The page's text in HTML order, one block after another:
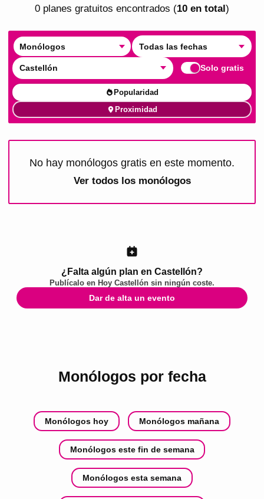
0 planes gratuitos encontrados (10 en total)
Monólogos Todas las fechas
Castellón Solo gratis
Popularidad
Proximidad
No hay monólogos gratis en este momento.
Ver todos los monólogos
¿Falta algún plan en Castellón?
Publícalo en Hoy Castellón sin ningún coste.
Dar de alta un evento
Monólogos por fecha
Monólogos hoy Monólogos mañana
Monólogos este fin de semana
Monólogos esta semana